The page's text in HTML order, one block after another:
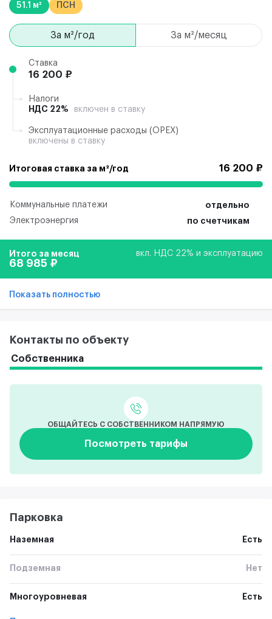
музей-усадьба «Архангельское», русло Москвы-реки.
51.1 м² ПСН
за м²/год за м²/месяц
Ставка
16 200 ₽
Налоги
НДС 22%
включен в ставку
Эксплуатационные расходы (ОРЕХ)
включены в ставку
Итоговая ставка за м²/год 16 200 ₽
Коммунальные платежи
отдельно
Электроэнергия
по счетчикам
Итого за месяц вкл. НДС 22% и эксплуатацию
68 985 ₽
Показать полностью
Контакты по объекту
Собственника
ОБЩАЙТЕСЬ С СОБСТВЕННИКОМ НАПРЯМУЮ
Посмотреть тарифы
Парковка
Наземная Есть
Подземная Нет
Многоуровневая Есть